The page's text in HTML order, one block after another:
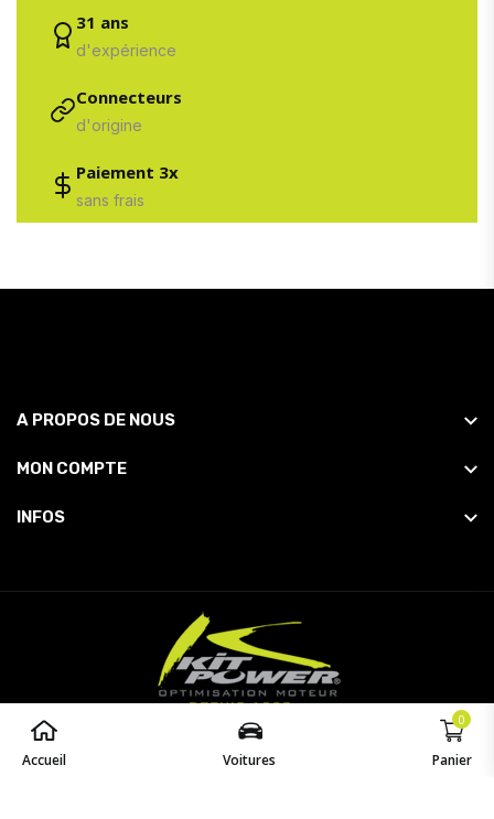
Accueil Voitures Panier
0
31 ans
d'expérience
Connecteurs
d'origine
Paiement 3x
sans frais
A PROPOS DE NOUS
MON COMPTE
INFOS
© 2026 opaq